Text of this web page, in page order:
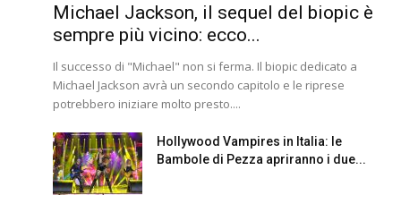
Michael Jackson, il sequel del biopic è
sempre più vicino: ecco...
Il successo di "Michael" non si ferma. Il biopic dedicato a
Michael Jackson avrà un secondo capitolo e le riprese
potrebbero iniziare molto presto....
Hollywood Vampires in Italia: le
Bambole di Pezza apriranno i due...